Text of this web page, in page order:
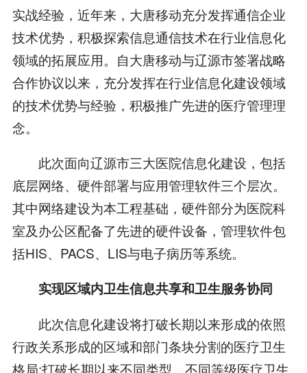
实战经验，近年来，大唐移动充分发挥通信企业
技术优势，积极探索信息通信技术在行业信息化
领域的拓展应用。自大唐移动与辽源市签署战略
合作协议以来，充分发挥在行业信息化建设领域
的技术优势与经验，积极推广先进的医疗管理理
念。
此次面向辽源市三大医院信息化建设，包括
底层网络、硬件部署与应用管理软件三个层次。
其中网络建设为本工程基础，硬件部分为医院科
室及办公区配备了先进的硬件设备，管理软件包
括HIS、PACS、LIS与电子病历等系统。
实现区域内卫生信息共享和卫生服务协同
此次信息化建设将打破长期以来形成的依照
行政关系形成的区域和部门条块分割的医疗卫生
格局;打破长期以来不同类型、不同等级医疗卫生